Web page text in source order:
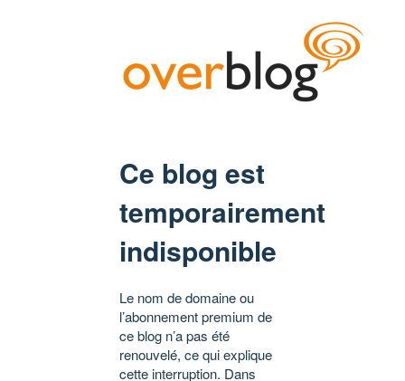
Ce blog est
temporairement
indisponible
Le nom de domaine ou
l’abonnement premium de
ce blog n’a pas été
renouvelé, ce qui explique
cette interruption. Dans